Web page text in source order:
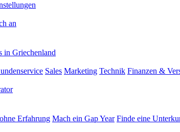
an
in Griechenland
Sales Marketing Technik Finanzen &
Erfahrung Mach ein Gap Year Finde eine